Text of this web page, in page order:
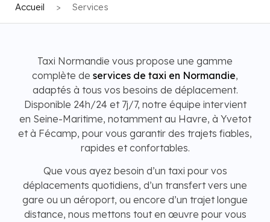
Accueil > Services
Taxi Normandie vous propose une gamme
complète de services de taxi en Normandie,
adaptés à tous vos besoins de déplacement.
Disponible 24h/24 et 7j/7, notre équipe intervient
en Seine-Maritime, notamment au Havre, à Yvetot
et à Fécamp, pour vous garantir des trajets fiables,
rapides et confortables.
Que vous ayez besoin d’un taxi pour vos
déplacements quotidiens, d’un transfert vers une
gare ou un aéroport, ou encore d’un trajet longue
distance, nous mettons tout en œuvre pour vous